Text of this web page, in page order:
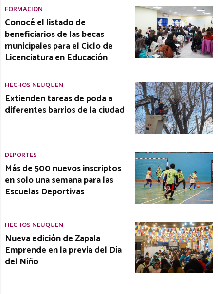
FORMACIÓN
Conocé el listado de
beneficiarios de las becas
municipales para el Ciclo de
Licenciatura en Educación
HECHOS NEUQUÉN
Extienden tareas de poda a
diferentes barrios de la ciudad
DEPORTES
Más de 500 nuevos inscriptos
en solo una semana para las
Escuelas Deportivas
HECHOS NEUQUÉN
Nueva edición de Zapala
Emprende en la previa del Día
del Niño